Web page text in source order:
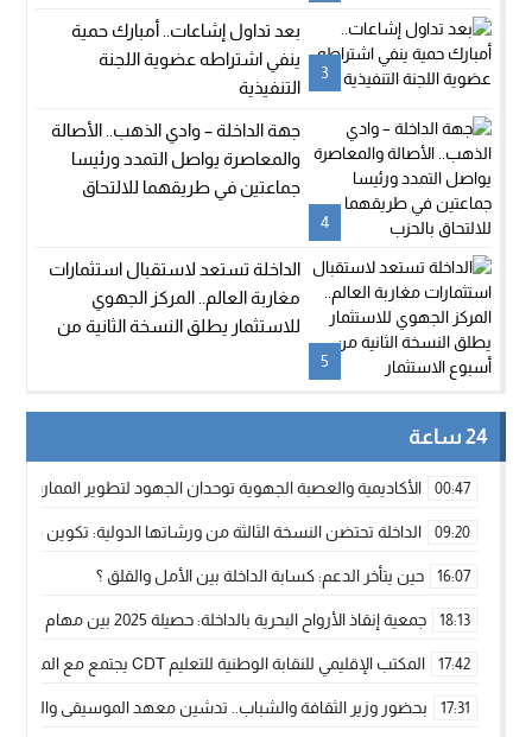
3
بعد تداول إشاعات.. أمبارك حمية
ينفي اشتراطه عضوية اللجنة
التنفيذية
4
جهة الداخلة – وادي الذهب.. الأصالة
والمعاصرة يواصل التمدد ورئيسا
جماعتين في طريقهما للالتحاق
5
الداخلة تستعد لاستقبال استثمارات
مغاربة العالم.. المركز الجهوي
للاستثمار يطلق النسخة الثانية من
24 ساعة
00:47 الأكاديمية والعصبة الجهوية توحدان الجهود لتطوير الممارسة
09:20 الداخلة تحتضن النسخة الثالثة من ورشاتها الدولية: تكوين
16:07 حين يتأخر الدعم: كسابة الداخلة بين الأمل والقلق ؟
18:13 جمعية إنقاذ الأرواح البحرية بالداخلة: حصيلة 2025 بين مهام الإنقاذ ومشروع “دار البحار”
17:42 المكتب الإقليمي للنقابة الوطنية للتعليم CDT يجتمع مع المدير الإقليمي لمناقشة ملفات جوهرية لنساء ورجال التعليم
17:31 بحضور وزير الثقافة والشباب.. تدشين معهد الموسيقى والفنون